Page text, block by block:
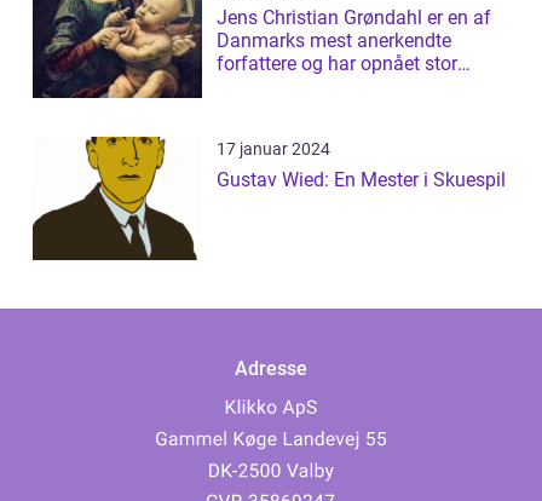
Jens Christian Grøndahl er en af
Danmarks mest anerkendte
forfattere og har opnået stor
17 januar 2024
Gustav Wied: En Mester i Skuespil
Adresse